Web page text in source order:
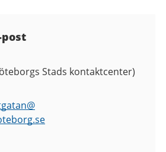
post
Stads kontaktcenter)